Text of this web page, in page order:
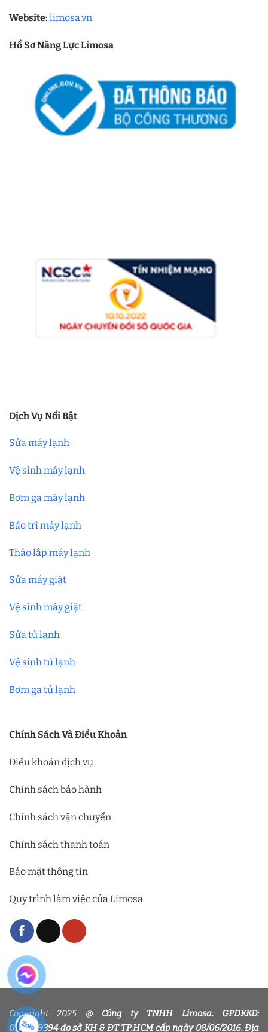
Website: limosa.vn
Hồ Sơ Năng Lực Limosa
Dịch Vụ Nổi Bật
Sửa máy lạnh
Vệ sinh máy lạnh
Bơm ga máy lạnh
Bảo trì máy lạnh
Tháo lắp máy lạnh
Sửa máy giặt
Vệ sinh máy giặt
Sửa tủ lạnh
Vệ sinh tủ lạnh
Bơm ga tủ lạnh
Chính Sách Và Điều Khoản
Điều khoản dịch vụ
Chính sách bảo hành
Chính sách vận chuyển
Chính sách thanh toán
Bảo mật thông tin
Quy trình làm việc của Limosa
Copyright 2025 @ Công ty TNHH Limosa. GPDKKD:
0318339394 do sở KH & ĐT TP.HCM cấp ngày 08/06/2016. Địa